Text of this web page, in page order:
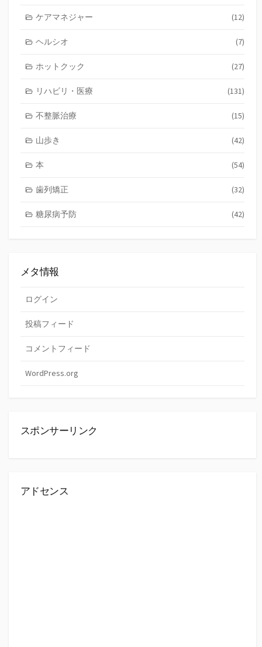
ケアマネジャー (12)
ヘルシオ (7)
ホットクック (27)
リハビリ・医療 (131)
不整脈治療 (15)
山歩き (42)
本 (54)
歯列矯正 (32)
糖尿病予防 (42)
メタ情報
ログイン
投稿フィード
コメントフィード
WordPress.org
スポンサーリンク
アドセンス